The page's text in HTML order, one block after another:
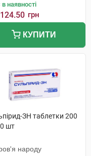
наявності
124.50 грн
КУПИТИ
ЗН таблетки 200
шт
народу